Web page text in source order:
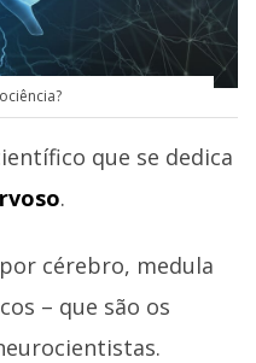
que se dedica
.
cérebro, medula
– que são os